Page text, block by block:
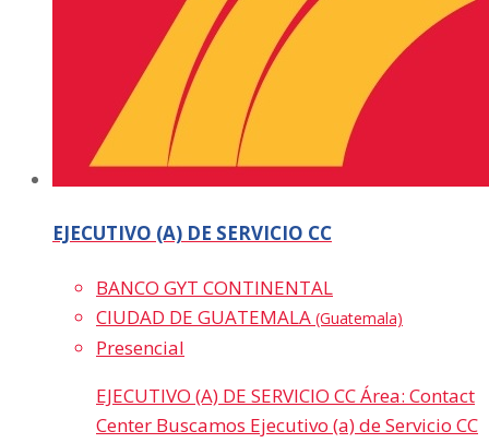
EJECUTIVO (A) DE SERVICIO CC
BANCO GYT CONTINENTAL
CIUDAD DE GUATEMALA (Guatemala)
Presencial
EJECUTIVO (A) DE SERVICIO CC Área: Contact
Center Buscamos Ejecutivo (a) de Servicio CC